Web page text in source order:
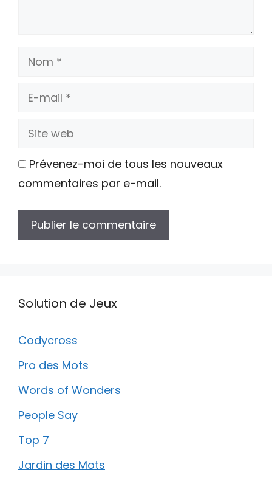
Nom
E-
Site
Prévenez-moi de tous les nouveaux
commentaires par e-mail.
Solution de Jeux
Codycross
Pro des Mots
Words of Wonders
People Say
Top 7
Jardin des Mots